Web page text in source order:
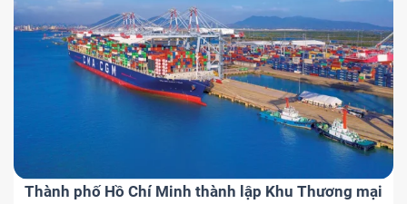
Thành phố Hồ Chí Minh thành lập Khu Thương mại